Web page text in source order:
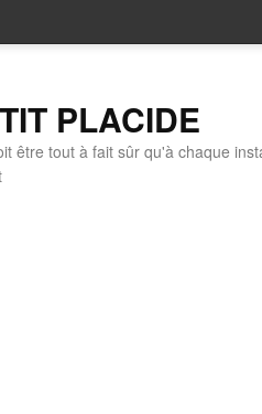
PLACIDE
être tout à fait sûr qu'à chaque